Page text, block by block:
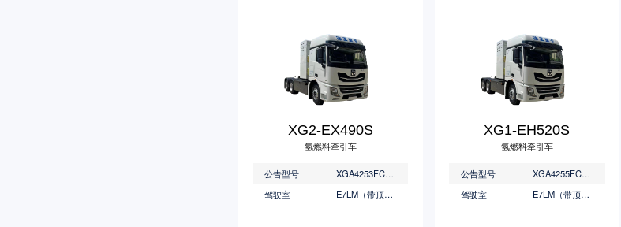
XG2-EX490S
氢燃料牵引车
公告型号
XGA4253FCEVWC
驾驶室
E7LM（带顶导流罩）
XG1-EH520S
氢燃料牵引车
公告型号
XGA4255FCEVWC
驾驶室
E7LM（带顶导流罩）